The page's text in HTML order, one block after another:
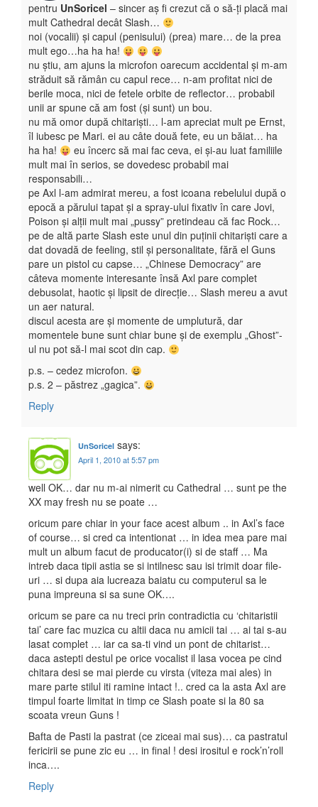
pentru UnSoricel – sincer aș fi crezut că o să-ți placă mai
mult Cathedral decât Slash…
noi (vocalii) și capul (penisului) (prea) mare… de la prea
mult ego…ha ha ha!
nu știu, am ajuns la microfon oarecum accidental și m-am
străduit să rămân cu capul rece… n-am profitat nici de
berile moca, nici de fetele orbite de reflector… probabil
unii ar spune că am fost (și sunt) un bou.
nu mă omor după chitariști… l-am apreciat mult pe Ernst,
îl iubesc pe Mari. ei au câte două fete, eu un băiat… ha
ha ha!
eu încerc să mai fac ceva, ei și-au luat familiile
mult mai în serios, se dovedesc probabil mai
responsabili…
pe Axl l-am admirat mereu, a fost icoana rebelului după o
epocă a părului tapat și a spray-ului fixativ în care Jovi,
Poison și alții mult mai „pussy” pretindeau că fac Rock…
pe de altă parte Slash este unul din puținii chitariști care a
dat dovadă de feeling, stil și personalitate, fără el Guns
pare un pistol cu capse… „Chinese Democracy” are
câteva momente interesante însă Axl pare complet
debusolat, haotic și lipsit de direcție… Slash mereu a avut
un aer natural.
discul acesta are și momente de umplutură, dar
momentele bune sunt chiar bune și de exemplu „Ghost”-
ul nu pot să-l mai scot din cap.
p.s. – cedez microfon.
p.s. 2 – păstrez „gagica”.
Reply
UnSoricel says:
April 1, 2010 at 5:57 pm
well OK… dar nu m-ai nimerit cu Cathedral … sunt pe the
XX may fresh nu se poate …
oricum pare chiar in your face acest album .. in Axl’s face
of course… si cred ca intentionat … in idea mea pare mai
mult un album facut de producator(i) si de staff … Ma
intreb daca tipii astia se si intilnesc sau isi trimit doar file-
uri … si dupa aia lucreaza baiatu cu computerul sa le
puna impreuna si sa sune OK….
oricum se pare ca nu treci prin contradictia cu ‘chitaristii
tai’ care fac muzica cu altii daca nu amicii tai … ai tai s-au
lasat complet … iar ca sa-ti vind un pont de chitarist…
daca astepti destul pe orice vocalist il lasa vocea pe cind
chitara desi se mai pierde cu virsta (viteza mai ales) in
mare parte stilul iti ramine intact !.. cred ca la asta Axl are
timpul foarte limitat in timp ce Slash poate si la 80 sa
scoata vreun Guns !
Bafta de Pasti la pastrat (ce ziceai mai sus)… ca pastratul
fericirii se pune zic eu … in final ! desi irositul e rock’n’roll
inca….
Reply